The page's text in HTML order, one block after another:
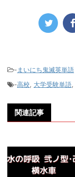
- まいにち鬼滅英単語
-高校, 大学受験単語,
関連記事